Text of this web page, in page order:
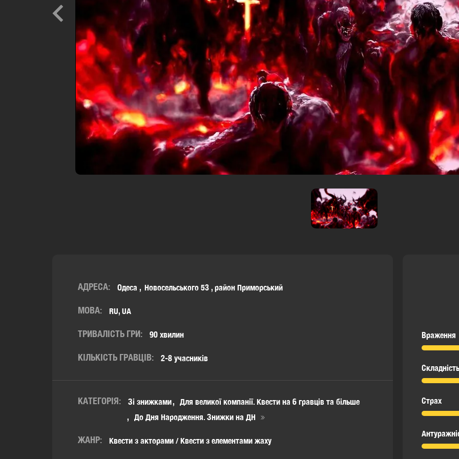
АДРЕСА: Одеса Новосельського 53 , район Приморський
МОВА: RU, UA
ТРИВАЛІСТЬ ГРИ: 90 хвилин
КІЛЬКІСТЬ ГРАВЦІВ: 2-8 учасників
КАТЕГОРІЯ: Зі знижками
Для великої компанії. Квести на 6 гравців та більше
До Дня Народження. Знижки на ДН
ЖАНР: Квести з акторами / Квести з елементами жаху
Враження
Складність
Страх